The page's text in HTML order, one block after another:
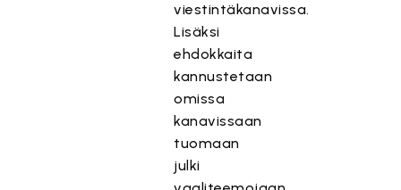
viestintäkanavissa.
Lisäksi
ehdokkaita
kannustetaan
omissa
kanavissaan
tuomaan
julki